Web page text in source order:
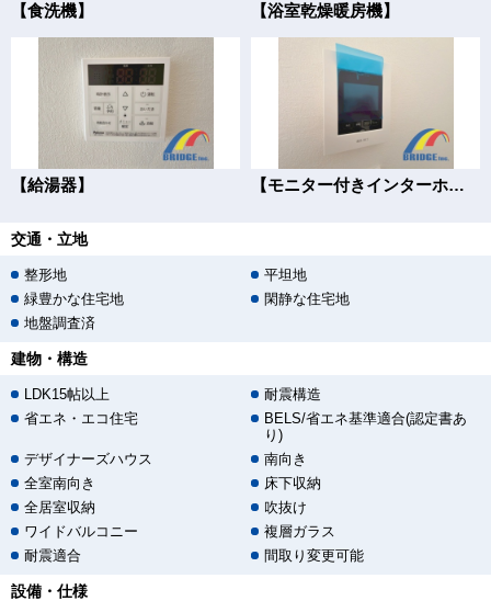
【食洗機】 【浴室乾燥暖房機】
【給湯器】 【モニター付きインターホン】
交通・立地
整形地
平坦地
緑豊かな住宅地
閑静な住宅地
地盤調査済
建物・構造
LDK15帖以上
耐震構造
省エネ・エコ住宅
BELS/省エネ基準適合(認定書あ
り)
デザイナーズハウス
南向き
全室南向き
床下収納
全居室収納
吹抜け
ワイドバルコニー
複層ガラス
耐震適合
間取り変更可能
設備・仕様